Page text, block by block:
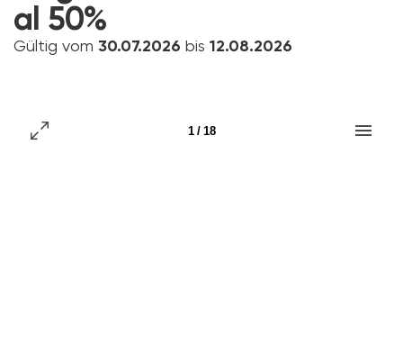
al 50%
Gültig vom 30.07.2026 bis 12.08.2026